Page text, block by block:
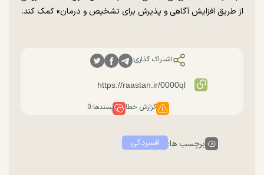
از طریق افزایش آگاهی و پذیرش برای تشخیص و درمان» کمک کند.
اشتراک گذاری:
گزارش خطا پسندها:0
برچسب ها: افسردگی